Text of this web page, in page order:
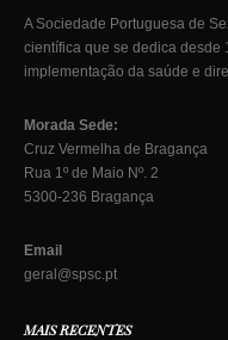
A Sociedade Portuguesa de
científica que se dedica desde
implementação da saúde e
Morada Sede:
Cruz Vermelha de Bragança
Rua 1º de Maio Nº. 2
5300-236 Bragança
Email
geral@spsc.pt
MAIS RECENTES